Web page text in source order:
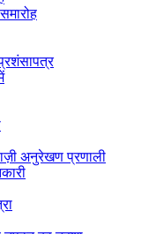
अनुरेखण प्रणाली